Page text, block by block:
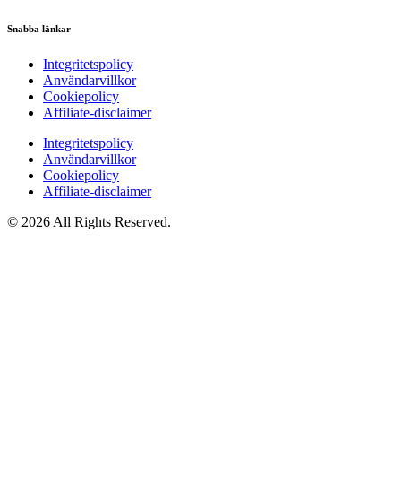
Snabba länkar
Integritetspolicy
Användarvillkor
Cookiepolicy
Affiliate‑disclaimer
Integritetspolicy
Användarvillkor
Cookiepolicy
Affiliate‑disclaimer
© 2026 All Rights Reserved.